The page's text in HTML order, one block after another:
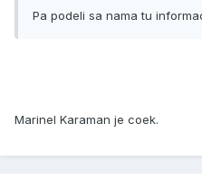
Pa podeli sa nama tu
Marinel Karaman je coek.